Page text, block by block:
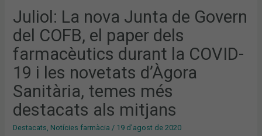
Juliol: La nova Junta de Govern
del COFB, el paper dels
farmacèutics durant la COVID-
19 i les novetats d’Àgora
Sanitària, temes més
destacats als mitjans
Destacats Notícies farmàcia / 19 d'agost de 2020
EL
PAPER
DELS
FARMACÈUTICS
DURANT
COVID-
19
I
LES
NOVETATS
D’ÀGORA
TEMES
MÉS
DESTACATS
ALS